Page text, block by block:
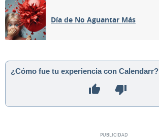
Día de No Aguantar Más
¿Cómo fue tu experiencia con Calendarr?